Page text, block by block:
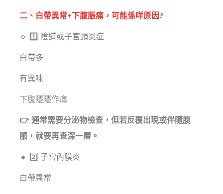
二、白帶異常+下腹脹痛，可能係咩原因?
🔹 1️⃣ 陰道或子宮頸炎症
白帶多
有異味
下腹隱隱作痛
👉 通常需要分泌物檢查，但若反覆出現或伴隨腹
脹，就要再查深一層。
🔹 2️⃣ 子宮內膜炎
白帶異常